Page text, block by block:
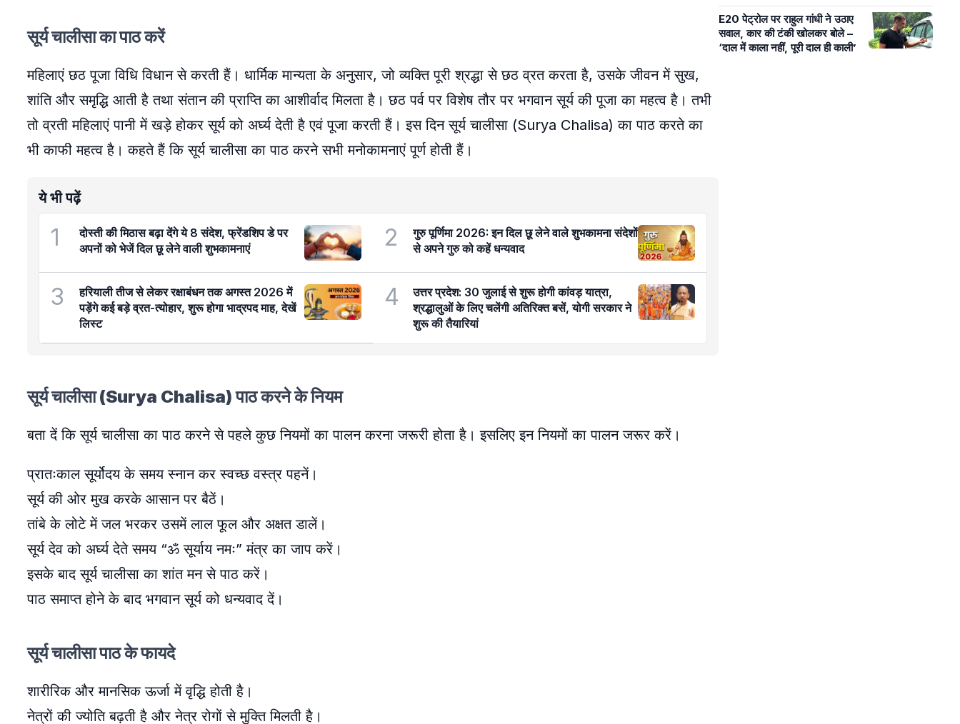
सूर्य चालीसा का पाठ करें
महिलाएं छठ पूजा विधि विधान से करती हैं। धार्मिक मान्यता के अनुसार, जो व्यक्ति पूरी श्रद्धा से छठ व्रत करता है, उसके जीवन में सुख,
शांति और समृद्धि आती है तथा संतान की प्राप्ति का आशीर्वाद मिलता है। छठ पर्व पर विशेष तौर पर भगवान सूर्य की पूजा का महत्व है। तभी
तो व्रती महिलाएं पानी में खड़े होकर सूर्य को अर्घ्य देती है एवं पूजा करती हैं। इस दिन सूर्य चालीसा (Surya Chalisa) का पाठ करते का
भी काफी महत्व है। कहते हैं कि सूर्य चालीसा का पाठ करने सभी मनोकामनाएं पूर्ण होती हैं।
ये भी पढ़ें
1
दोस्ती की मिठास बढ़ा देंगे ये 8 संदेश, फ्रेंडशिप डे पर
अपनों को भेजें दिल छू लेने वाली शुभकामनाएं
2
गुरु पूर्णिमा 2026: इन दिल छू लेने वाले शुभकामना संदेशों
से अपने गुरु को कहें धन्यवाद
3
हरियाली तीज से लेकर रक्षाबंधन तक अगस्त 2026 में
पड़ेंगे कई बड़े व्रत-त्योहार, शुरू होगा भाद्रपद माह, देखें
लिस्ट
4
उत्तर प्रदेश: 30 जुलाई से शुरू होगी कांवड़ यात्रा,
श्रद्धालुओं के लिए चलेंगी अतिरिक्त बसें, योगी सरकार ने
शुरू की तैयारियां
सूर्य चालीसा (Surya Chalisa) पाठ करने के नियम
बता दें कि सूर्य चालीसा का पाठ करने से पहले कुछ नियमों का पालन करना जरूरी होता है। इसलिए इन नियमों का पालन जरूर करें।
प्रातःकाल सूर्योदय के समय स्नान कर स्वच्छ वस्त्र पहनें।
सूर्य की ओर मुख करके आसान पर बैठें।
तांबे के लोटे में जल भरकर उसमें लाल फूल और अक्षत डालें।
सूर्य देव को अर्घ्य देते समय “ॐ सूर्याय नमः” मंत्र का जाप करें।
इसके बाद सूर्य चालीसा का शांत मन से पाठ करें।
पाठ समाप्त होने के बाद भगवान सूर्य को धन्यवाद दें।
सूर्य चालीसा पाठ के फायदे
शारीरिक और मानसिक ऊर्जा में वृद्धि होती है।
नेत्रों की ज्योति बढ़ती है और नेत्र रोगों से मुक्ति मिलती है।
E20 पेट्रोल पर राहुल गांधी ने उठाए
सवाल, कार की टंकी खोलकर बोले –
‘दाल में काला नहीं, पूरी दाल ही काली’